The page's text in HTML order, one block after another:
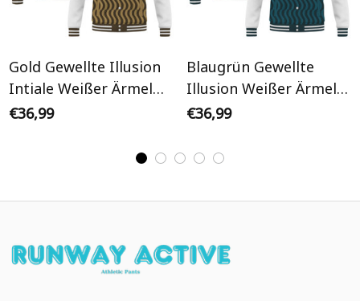
Gold Gewellte Illusion
Intiale Weißer Ärmel
Personalisiertes Varsity
€36,99
Blaugrün Gewellte
Illusion Weißer Ärmel
Personalisiertes Varsity
€36,99